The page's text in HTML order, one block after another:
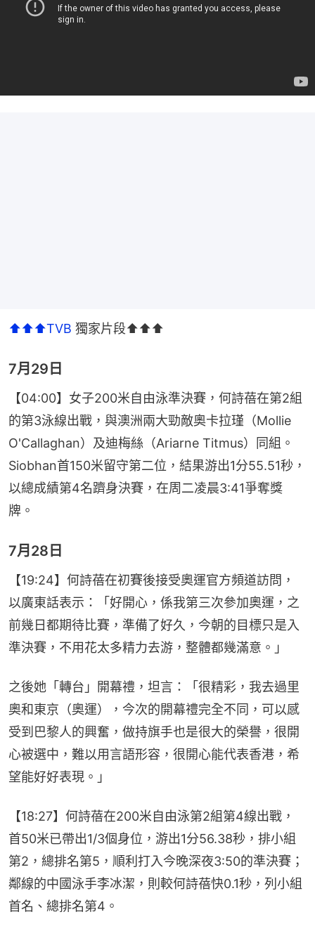
⬆️⬆️⬆️TVB 獨家片段⬆️⬆️⬆️
7月29日
【04:00】女子200米自由泳準決賽，何詩蓓在第2組
的第3泳線出戰，與澳洲兩大勁敵奧卡拉瑾（Mollie
O'Callaghan）及迪梅絲（Ariarne Titmus）同組。
Siobhan首150米留守第二位，結果游出1分55.51秒，
以總成績第4名躋身決賽，在周二凌晨3:41爭奪獎
牌。
7月28日
【19:24】何詩蓓在初賽後接受奧運官方頻道訪問，
以廣東話表示：「好開心，係我第三次參加奧運，之
前幾日都期待比賽，準備了好久，今朝的目標只是入
準決賽，不用花太多精力去游，整體都幾滿意。」
之後她「轉台」開幕禮，坦言：「很精彩，我去過里
奧和東京（奧運），今次的開幕禮完全不同，可以感
受到巴黎人的興奮，做持旗手也是很大的榮譽，很開
心被選中，難以用言語形容，很開心能代表香港，希
望能好好表現。」
【18:27】何詩蓓在200米自由泳第2組第4線出戰，
首50米已帶出1/3個身位，游出1分56.38秒，排小組
第2，總排名第5，順利打入今晚深夜3:50的準決賽；
鄰線的中國泳手李冰潔，則較何詩蓓快0.1秒，列小組
首名、總排名第4。